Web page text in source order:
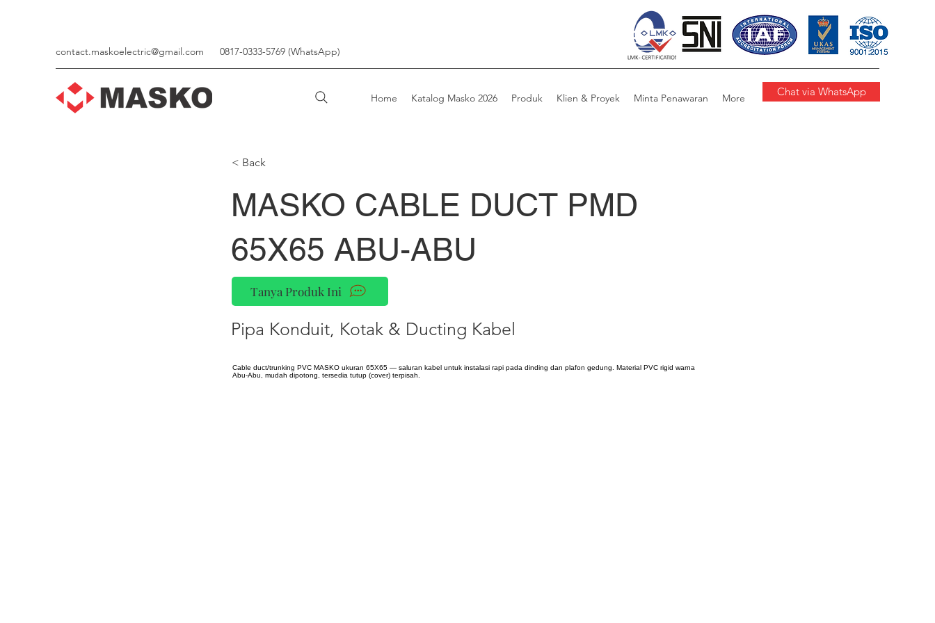
contact.maskoelectric@gmail.com 0817-0333-5769 (WhatsApp)
Home Katalog Masko 2026 Produk Klien & Proyek Minta Penawaran More Chat via WhatsApp
< Back
MASKO CABLE DUCT PMD
65X65 ABU-ABU
Tanya Produk Ini
Pipa Konduit, Kotak & Ducting Kabel
Cable duct/trunking PVC MASKO ukuran 65X65 — saluran kabel untuk instalasi rapi pada dinding dan plafon gedung. Material PVC rigid warna
Abu-Abu, mudah dipotong, tersedia tutup (cover) terpisah.